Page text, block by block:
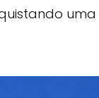
uma